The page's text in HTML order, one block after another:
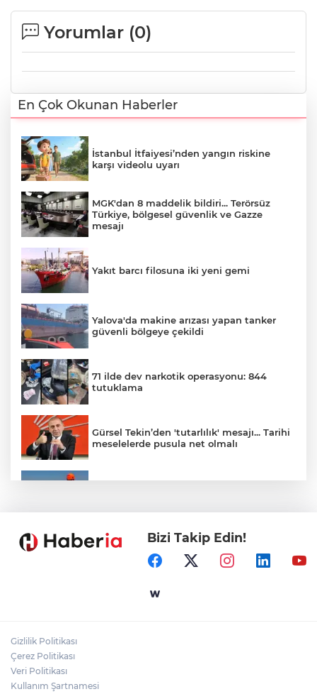
Yorumlar (0)
En Çok Okunan Haberler
İstanbul İtfaiyesi’nden yangın riskine
karşı videolu uyarı
MGK'dan 8 maddelik bildiri... Terörsüz
Türkiye, bölgesel güvenlik ve Gazze
mesajı
Yakıt barcı filosuna iki yeni gemi
Yalova'da makine arızası yapan tanker
güvenli bölgeye çekildi
71 ilde dev narkotik operasyonu: 844
tutuklama
Gürsel Tekin’den 'tutarlılık' mesajı... Tarihi
meselelerde pusula net olmalı
Samsun’da Alaçam'a yeni yaşam alanı
Yapay zekada onlarca uygulamanın
Bizi Takip Edin!
Gizlilik Politikası
Çerez Politikası
Veri Politikası
Kullanım Şartnamesi